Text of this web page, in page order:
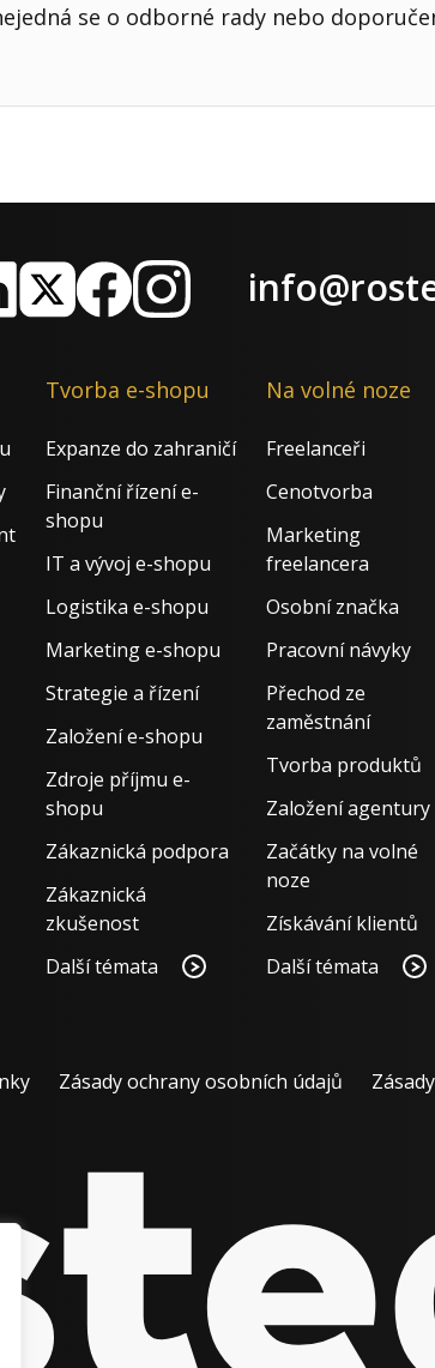
se o odborné rady nebo
Tvorba e-shopu
Expanze do zahraničí
Finanční řízení e-
shopu
IT a vývoj e-shopu
Logistika e-shopu
Marketing e-shopu
Strategie a řízení
Založení e-shopu
Zdroje příjmu e-
shopu
Zákaznická podpora
Zákaznická
zkušenost
Další témata
Na volné noze
Freelanceři
Cenotvorba
Marketing
freelancera
Osobní značka
Pracovní návyky
Přechod ze
zaměstnání
Tvorba produktů
Založení agentury
Začátky na volné
noze
Získávání klientů
Další témata
Zásady ochrany osobních údajů